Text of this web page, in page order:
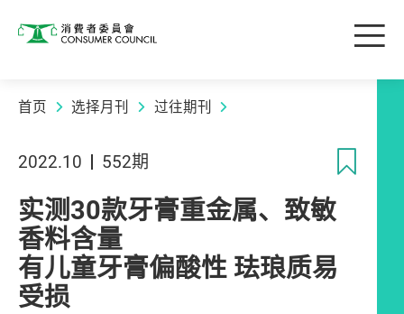
消费者委员会 目
首页 选择月刊 过往期刊
2022.10 552期
实测30款牙膏重金属、致敏
香料含量
有儿童牙膏偏酸性 珐琅质易
受损